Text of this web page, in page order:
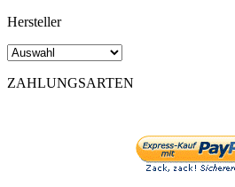
Hersteller
ZAHLUNGSARTEN